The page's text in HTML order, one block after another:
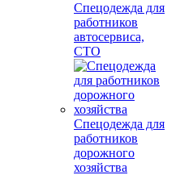
Спецодежда для
работников
автосервиса,
СТО
Спецодежда для
работников
дорожного
хозяйства